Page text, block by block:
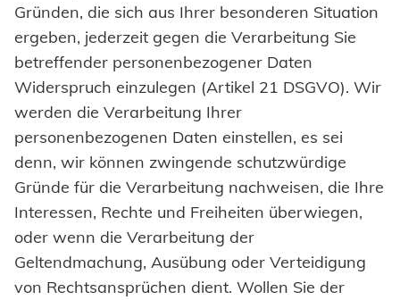
Gründen, die sich aus Ihrer besonderen Situation
ergeben, jederzeit gegen die Verarbeitung Sie
betreffender personenbezogener Daten
Widerspruch einzulegen (Artikel 21 DSGVO). Wir
werden die Verarbeitung Ihrer
personenbezogenen Daten einstellen, es sei
denn, wir können zwingende schutzwürdige
Gründe für die Verarbeitung nachweisen, die Ihre
Interessen, Rechte und Freiheiten überwiegen,
oder wenn die Verarbeitung der
Geltendmachung, Ausübung oder Verteidigung
von Rechtsansprüchen dient. Wollen Sie der